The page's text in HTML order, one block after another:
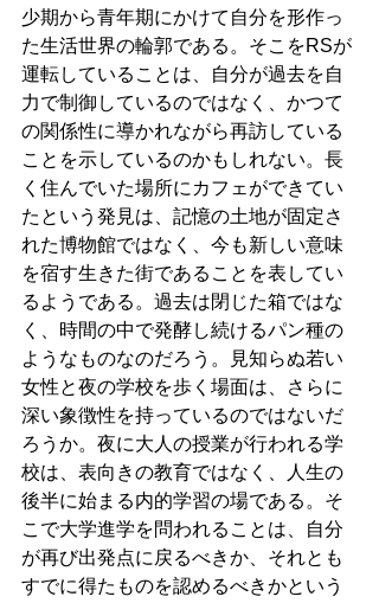
少期から青年期にかけて自分を形作っ
た生活世界の輪郭である。そこをRSが
運転していることは、自分が過去を自
力で制御しているのではなく、かつて
の関係性に導かれながら再訪している
ことを示しているのかもしれない。長
く住んでいた場所にカフェができてい
たという発見は、記憶の土地が固定さ
れた博物館ではなく、今も新しい意味
を宿す生きた街であることを表してい
るようである。過去は閉じた箱ではな
く、時間の中で発酵し続けるパン種の
ようなものなのだろう。見知らぬ若い
女性と夜の学校を歩く場面は、さらに
深い象徴性を持っているのではないだ
ろうか。夜に大人の授業が行われる学
校は、表向きの教育ではなく、人生の
後半に始まる内的学習の場である。そ
こで大学進学を問われることは、自分
が再び出発点に戻るべきか、それとも
すでに得たものを認めるべきかという